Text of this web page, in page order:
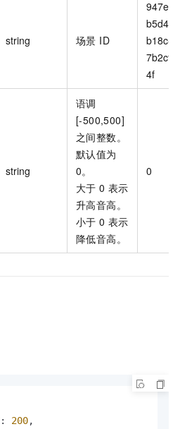
string 场景 ID
b5d4-
b18c-
4f
string
语调
[-500,500]
之间整数。
默认值为
0。
大于 0 表示
升高音高。
小于 0 表示
降低音高。
0
: 200,